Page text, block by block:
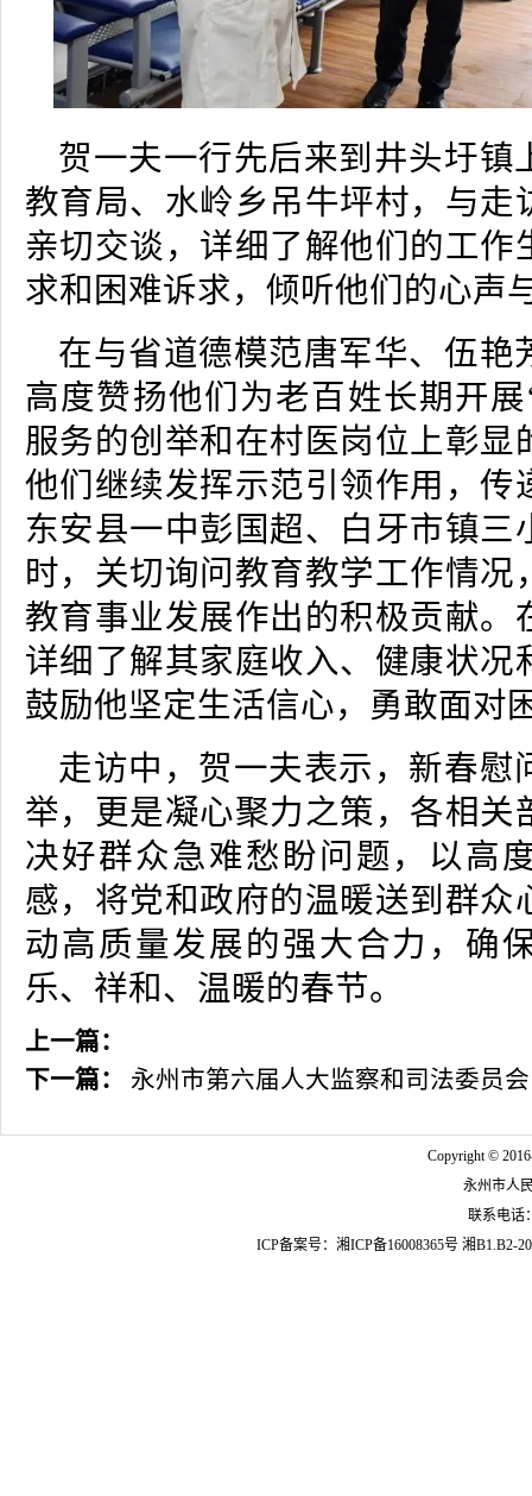
贺一夫一行先后来到井头圩镇
教育局、水岭乡吊牛坪村，与走
亲切交谈，详细了解他们的工作
求和困难诉求，倾听他们的心声
在与省道德模范唐军华、伍艳
高度赞扬他们为老百姓长期开
服务的创举和在村医岗位上彰显
他们继续发挥示范引领作用，传
东安县一中彭国超、白牙市镇三
时，关切询问教育教学工作情况
教育事业发展作出的积极贡献。
详细了解其家庭收入、健康状况
鼓励他坚定生活信心，勇敢面对
走访中，贺一夫表示，新春慰
举，更是凝心聚力之策，各相关
决好群众急难愁盼问题，以高
感，将党和政府的温暖送到群众
动高质量发展的强大合力，确
乐、祥和、温暖的春节。
上一篇：
下一篇：
永州市第六届人大监察和司法委员
Copyright ©
永州市人
联系电话
ICP备案号： 湘ICP备16008365号 湘B1.B2-